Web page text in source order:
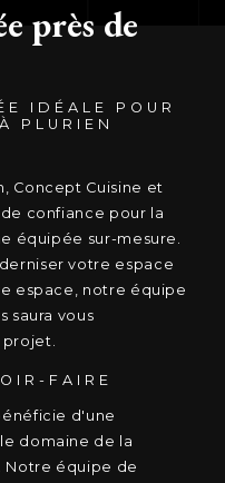
près de
IDÉALE POUR
PLURIEN
Concept Cuisine et
confiance pour la
équipée sur-mesure.
votre espace
espace, notre équipe
saura vous
projet.
FAIRE
d'une
domaine de la
Notre équipe de